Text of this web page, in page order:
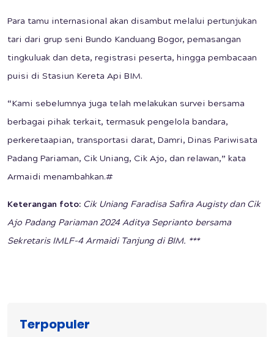
Para tamu internasional akan disambut melalui pertunjukan
tari dari grup seni Bundo Kanduang Bogor, pemasangan
tingkuluak dan deta, registrasi peserta, hingga pembacaan
puisi di Stasiun Kereta Api BIM.
“Kami sebelumnya juga telah melakukan survei bersama
berbagai pihak terkait, termasuk pengelola bandara,
perkeretaapian, transportasi darat, Damri, Dinas Pariwisata
Padang Pariaman, Cik Uniang, Cik Ajo, dan relawan,” kata
Armaidi menambahkan.#
Keterangan foto: Cik Uniang Faradisa Safira Augisty dan Cik
Ajo Padang Pariaman 2024 Aditya Seprianto bersama
Sekretaris IMLF-4 Armaidi Tanjung di BIM. ***
Terpopuler